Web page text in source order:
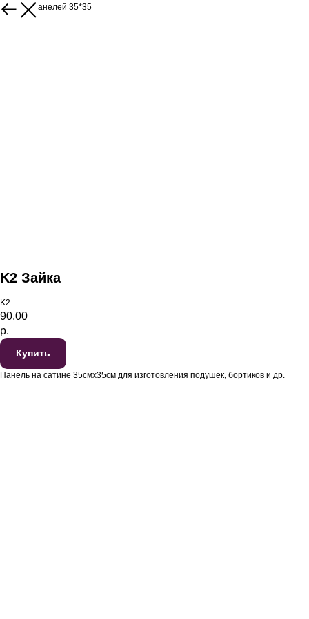
Каталог панелей 35*35
K2 Зайка
K2
90,00
р.
Купить
Панель на сатине 35смх35см для изготовления подушек, бортиков и др.